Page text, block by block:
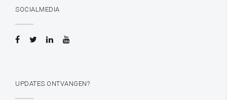
SOCIALMEDIA
UPDATES ONTVANGEN?